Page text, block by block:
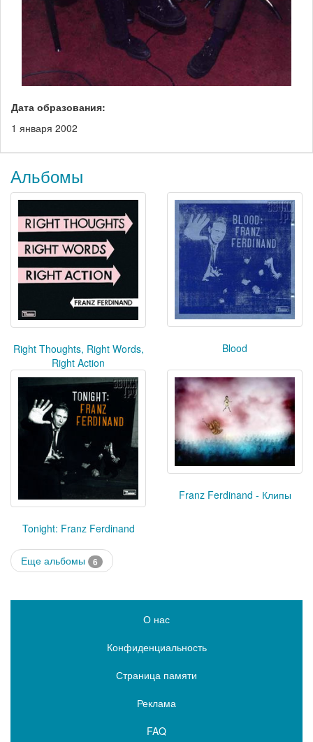
Дата образования:
1 января 2002
Альбомы
Right Thoughts, Right Words,
Right Action
Blood
Tonight: Franz Ferdinand
Franz Ferdinand - Клипы
Еще альбомы 6
О нас
Конфиденциальность
Страница памяти
Реклама
FAQ